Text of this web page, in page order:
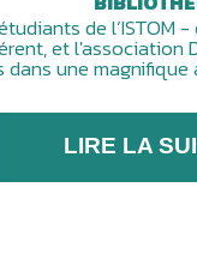
de l’ISTOM
et l'association
une magnifique
LIRE LA